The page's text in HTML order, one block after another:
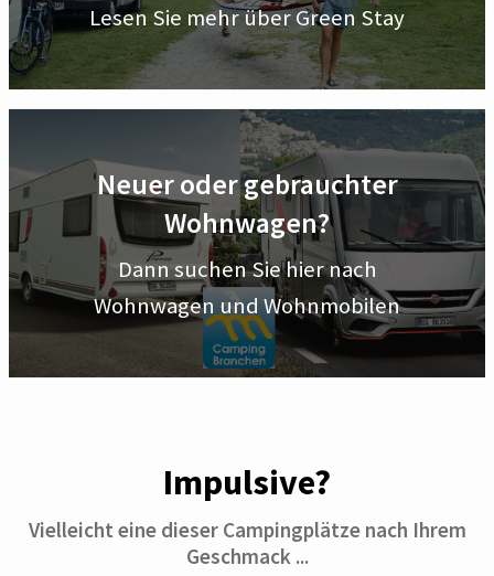
Lesen Sie mehr über Green Stay
Neuer oder gebrauchter
Wohnwagen?
Dann suchen Sie hier nach
Wohnwagen und Wohnmobilen
Impulsive?
Vielleicht eine dieser Campingplätze nach Ihrem
Geschmack ...